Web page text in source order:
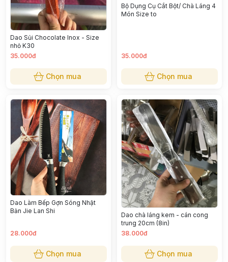
Dao Sủi Chocolate Inox - Size
nhỏ K30
35.000đ
Chọn mua
Bộ Dụng Cụ Cắt Bột/ Chà Láng 4
Món Size to
35.000đ
Chọn mua
Dao Làm Bếp Gợn Sóng Nhật
Bản Jie Lan Shi
28.000đ
Chọn mua
Dao chà láng kem - cán cong
trung 20cm (8in)
38.000đ
Chọn mua